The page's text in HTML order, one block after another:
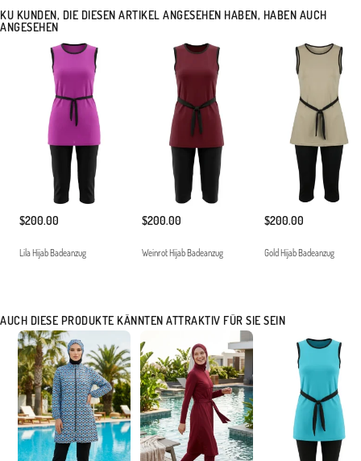
KU KUNDEN, DIE DIESEN ARTIKEL ANGESEHEN HABEN, HABEN AUCH
ANGESEHEN
$200.00
Lila Hijab Badeanzug
$200.00
Weinrot Hijab Badeanzug
$200.00
Gold Hijab Badeanzug
AUCH DIESE PRODUKTE KÄNNTEN ATTRAKTIV FÜR SIE SEIN